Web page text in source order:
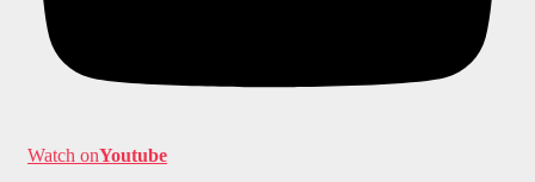
Watch onYoutube